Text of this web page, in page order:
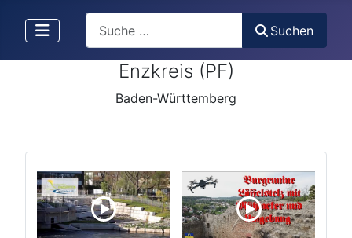
Suchen
Enzkreis (PF)
Baden-Württemberg